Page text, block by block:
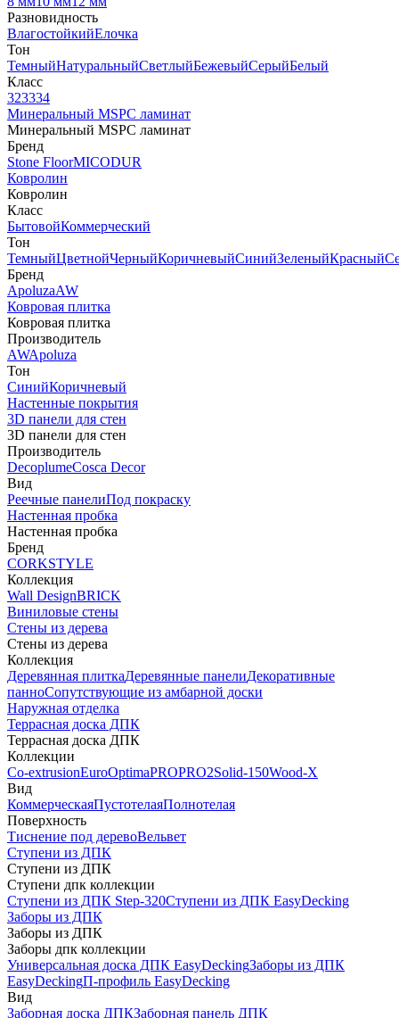
Разновидность
ВлагостойкийЕлочка
Тон
ТемныйНатуральныйСветлыйБежевыйСерыйБелый
Класс
323334
Минеральный MSPC ламинат
Минеральный MSPC ламинат
Бренд
Stone FloorMICODUR
Ковролин
Ковролин
Класс
БытовойКоммерческий
Тон
ТемныйЦветнойЧерныйКоричневыйСинийЗеленыйКрасный
Бренд
ApoluzaAW
Ковровая плитка
Ковровая плитка
Производитель
AWApoluza
Тон
СинийКоричневый
Настенные покрытия
3D панели для стен
3D панели для стен
Производитель
DecoplumeCosca Decor
Вид
Реечные панелиПод покраску
Настенная пробка
Настенная пробка
Бренд
CORKSTYLE
Коллекция
Wall DesignBRICK
Виниловые стены
Стены из дерева
Стены из дерева
Коллекция
Деревянная плиткаДеревянные панелиДекоративные
панноСопутствующие из амбарной доски
Наружная отделка
Террасная доска ДПК
Террасная доска ДПК
Коллекции
Co-extrusionEuroOptimaPROPRO2Solid-150Wood-X
Вид
КоммерческаяПустотелаяПолнотелая
Поверхность
Тиснение под деревоВельвет
Ступени из ДПК
Ступени из ДПК
Ступени дпк коллекции
Ступени из ДПК Step-320Ступени из ДПК EasyDecking
Заборы из ДПК
Заборы из ДПК
Заборы дпк коллекции
Универсальная доска ДПК EasyDeckingЗаборы из ДПК
EasyDeckingП-профиль EasyDecking
Вид
Заборная доска ДПКЗаборная панель ДПК